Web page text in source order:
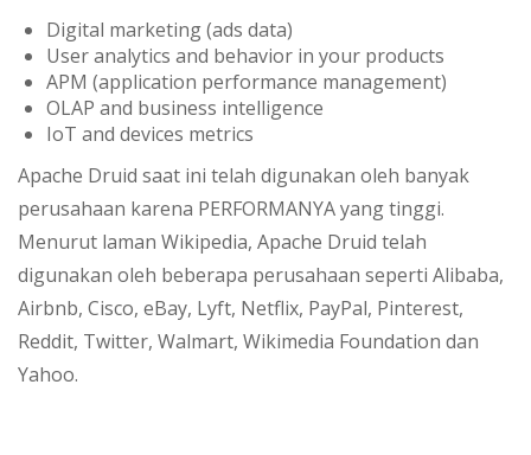
Digital marketing (ads data)
User analytics and behavior in your products
APM (application performance management)
OLAP and business intelligence
IoT and devices metrics
Apache Druid saat ini telah digunakan oleh banyak
perusahaan karena PERFORMANYA yang tinggi.
Menurut laman Wikipedia, Apache Druid telah
digunakan oleh beberapa perusahaan seperti Alibaba,
Airbnb, Cisco, eBay, Lyft, Netflix, PayPal, Pinterest,
Reddit, Twitter, Walmart, Wikimedia Foundation dan
Yahoo.